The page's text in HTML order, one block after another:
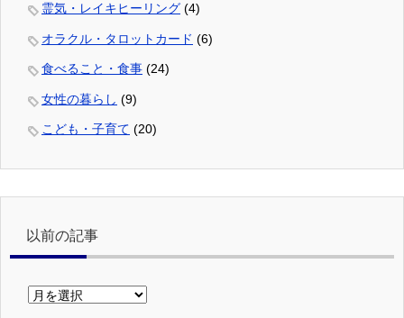
霊気・レイキヒーリング (4)
オラクル・タロットカード (6)
食べること・食事 (24)
女性の暮らし (9)
こども・子育て (20)
以前の記事
以